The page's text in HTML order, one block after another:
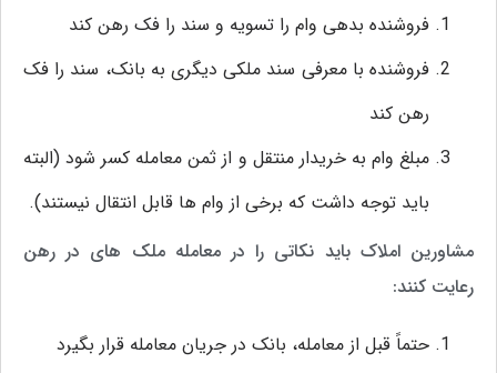
فروشنده بدهی وام را تسویه و سند را فک رهن کند
فروشنده با معرفی سند ملکی دیگری به بانک، سند را فک
رهن کند
مبلغ وام به خریدار منتقل و از ثمن معامله کسر شود (البته
باید توجه داشت که برخی از وام ها قابل انتقال نیستند).
مشاورین املاک باید نکاتی را در معامله ملک های در رهن
رعایت کنند:
حتماً قبل از معامله، بانک در جریان معامله قرار بگیرد